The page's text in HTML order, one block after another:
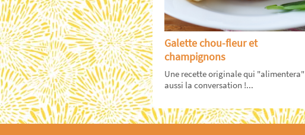
Galette chou-fleur et
champignons
Une recette originale qui "alimentera"
aussi la conversation !...